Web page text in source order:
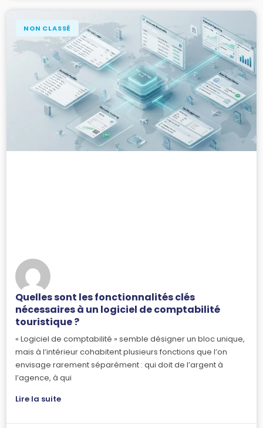
NON CLASSÉ
Quelles sont les fonctionnalités clés
nécessaires à un logiciel de comptabilité
touristique ?
« Logiciel de comptabilité » semble désigner un bloc unique,
mais à l’intérieur cohabitent plusieurs fonctions que l’on
envisage rarement séparément : qui doit de l’argent à
l’agence, à qui
Lire la suite